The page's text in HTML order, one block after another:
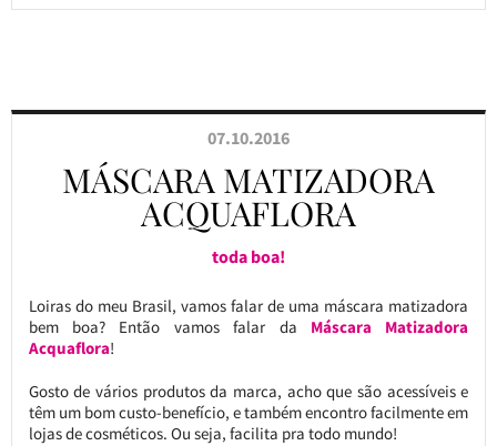
07.10.2016
MÁSCARA MATIZADORA
ACQUAFLORA
toda boa!
Loiras do meu Brasil, vamos falar de uma máscara matizadora
bem boa? Então vamos falar da Máscara Matizadora
Acquaflora!
Gosto de vários produtos da marca, acho que são acessíveis e
têm um bom custo-benefício, e também encontro facilmente em
lojas de cosméticos. Ou seja, facilita pra todo mundo!